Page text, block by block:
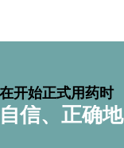
信、正确地
开始正式用药时